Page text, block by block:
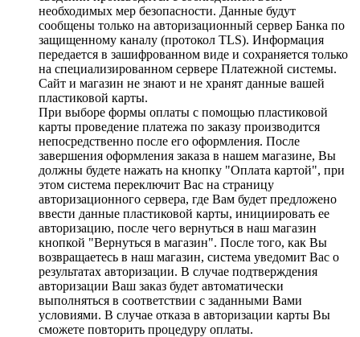
необходимых мер безопасности. Данные будут
сообщены только на авторизационный сервер Банка по
защищенному каналу (протокол TLS). Информация
передается в зашифрованном виде и сохраняется только
на специализированном сервере Платежной системы.
Сайт и магазин не знают и не хранят данные вашей
пластиковой карты.
При выборе формы оплаты с помощью пластиковой
карты проведение платежа по заказу производится
непосредственно после его оформления. После
завершения оформления заказа в нашем магазине, Вы
должны будете нажать на кнопку "Оплата картой", при
этом система переключит Вас на страницу
авторизационного сервера, где Вам будет предложено
ввести данные пластиковой карты, инициировать ее
авторизацию, после чего вернуться в наш магазин
кнопкой "Вернуться в магазин". После того, как Вы
возвращаетесь в наш магазин, система уведомит Вас о
результатах авторизации. В случае подтверждения
авторизации Ваш заказ будет автоматически
выполняться в соответствии с заданными Вами
условиями. В случае отказа в авторизации карты Вы
сможете повторить процедуру оплаты.